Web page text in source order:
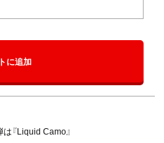
に追加
『Liquid Camo』